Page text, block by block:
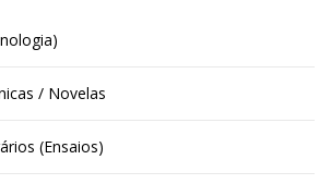
/ Novelas
(Ensaios)